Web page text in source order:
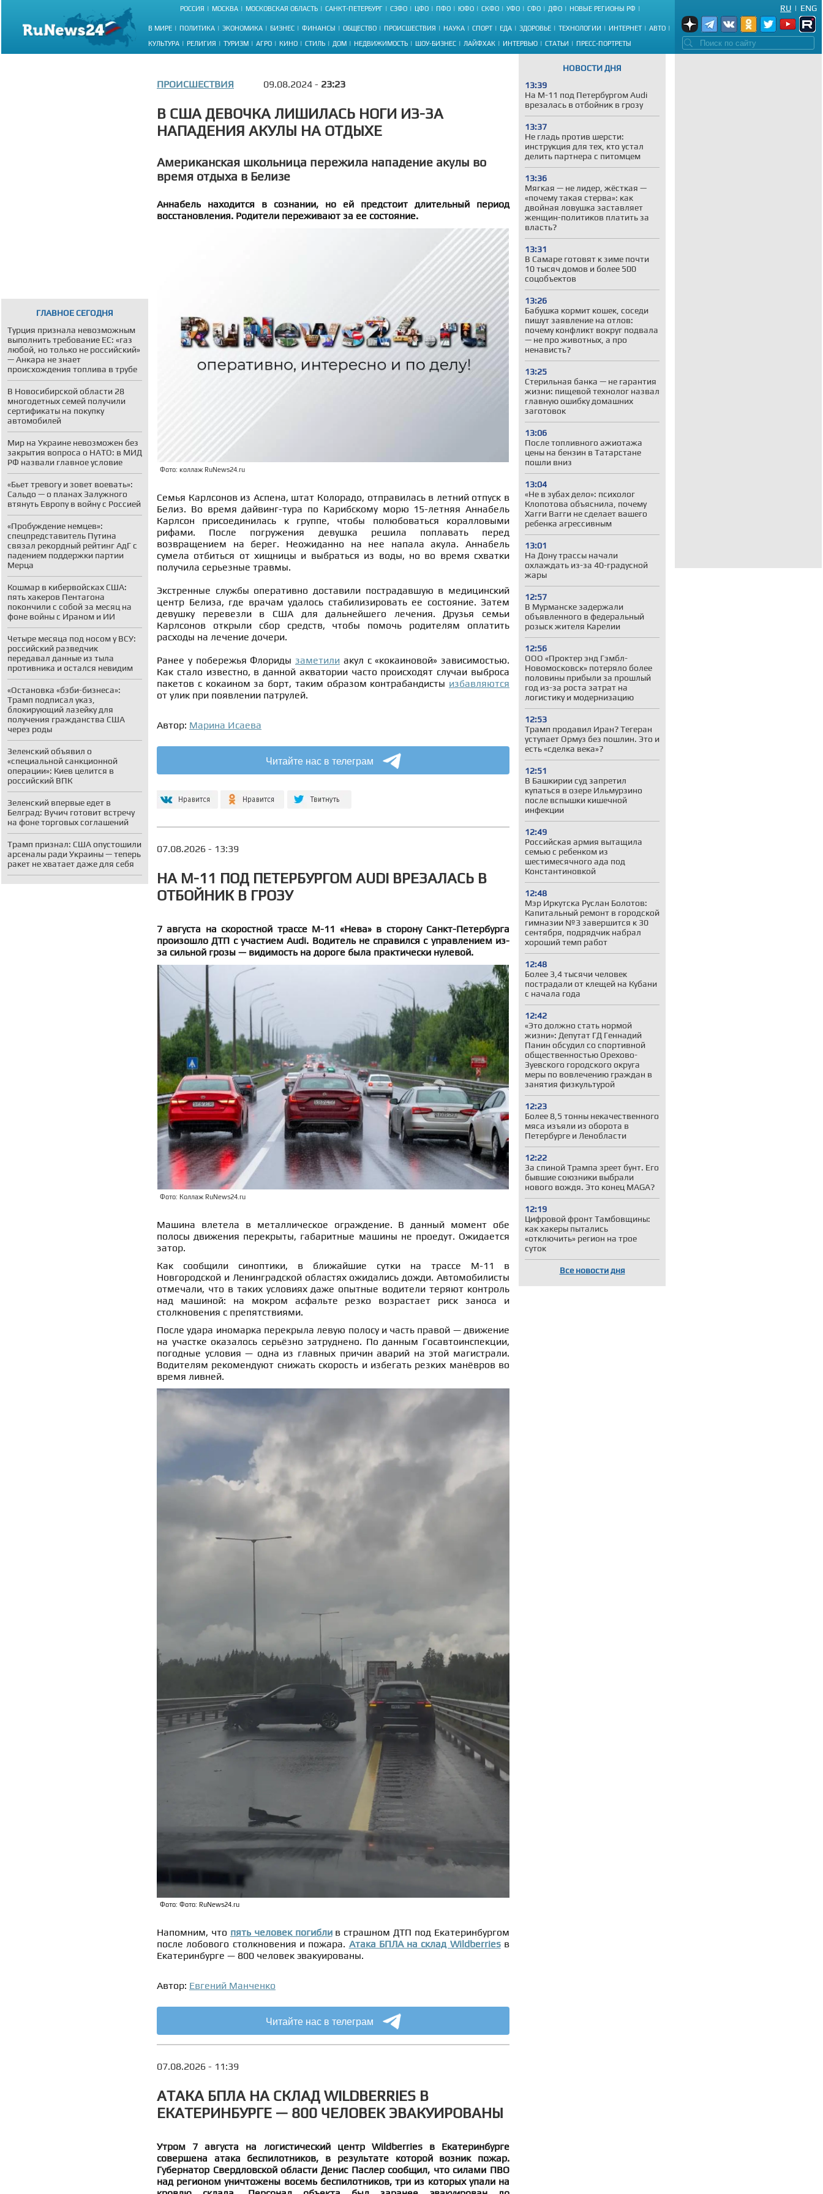
РОССИЯ МОСКВА МОСКОВСКАЯ ОБЛАСТЬ САНКТ-ПЕТЕРБУРГ СЗФО ЦФО ПФО ЮФО СКФО УФО СФО ДФО НОВЫЕ РЕГИОНЫ РФ
В МИРЕ ПОЛИТИКА ЭКОНОМИКА БИЗНЕС ФИНАНСЫ ОБЩЕСТВО ПРОИСШЕСТВИЯ НАУКА СПОРТ ЕДА ЗДОРОВЬЕ ТЕХНОЛОГИИ ИНТЕРНЕТ АВТО
КУЛЬТУРА РЕЛИГИЯ ТУРИЗМ АГРО КИНО СТИЛЬ ДОМ НЕДВИЖИМОСТЬ ШОУ-БИЗНЕС ЛАЙФХАК ИНТЕРВЬЮ СТАТЬИ ПРЕСС-ПОРТРЕТЫ
ENG
|
RU
ГЛАВНОЕ СЕГОДНЯ
Турция признала невозможным
выполнить требование ЕС: «газ
любой, но только не российский»
— Анкара не знает
происхождения топлива в трубе
В Новосибирской области 28
многодетных семей получили
сертификаты на покупку
автомобилей
Мир на Украине невозможен без
закрытия вопроса о НАТО: в МИД
РФ назвали главное условие
«Бьет тревогу и зовет воевать»:
Сальдо — о планах Залужного
втянуть Европу в войну с Россией
«Пробуждение немцев»:
спецпредставитель Путина
связал рекордный рейтинг АдГ с
падением поддержки партии
Мерца
Кошмар в кибервойсках США:
пять хакеров Пентагона
покончили с собой за месяц на
фоне войны с Ираном и ИИ
Четыре месяца под носом у ВСУ:
российский разведчик
передавал данные из тыла
противника и остался невидим
«Остановка «бэби-бизнеса»:
Трамп подписал указ,
блокирующий лазейку для
получения гражданства США
через роды
Зеленский объявил о
«специальной санкционной
операции»: Киев целится в
российский ВПК
Зеленский впервые едет в
Белград: Вучич готовит встречу
на фоне торговых соглашений
Трамп признал: США опустошили
арсеналы ради Украины — теперь
ракет не хватает даже для себя
НОВОСТИ ДНЯ
13:39
На М-11 под Петербургом Audi
врезалась в отбойник в грозу
13:37
Не гладь против шерсти:
инструкция для тех, кто устал
делить партнера с питомцем
13:36
Мягкая — не лидер, жёсткая —
«почему такая стерва»: как
двойная ловушка заставляет
женщин-политиков платить за
власть?
13:31
В Самаре готовят к зиме почти
10 тысяч домов и более 500
соцобъектов
13:26
Бабушка кормит кошек, соседи
пишут заявление на отлов:
почему конфликт вокруг подвала
— не про животных, а про
ненависть?
13:25
Стерильная банка — не гарантия
жизни: пищевой технолог назвал
главную ошибку домашних
заготовок
13:06
После топливного ажиотажа
цены на бензин в Татарстане
пошли вниз
13:04
«Не в зубах дело»: психолог
Клопотова объяснила, почему
Хагги Вагги не сделает вашего
ребенка агрессивным
13:01
На Дону трассы начали
охлаждать из-за 40-градусной
жары
12:57
В Мурманске задержали
объявленного в федеральный
розыск жителя Карелии
12:56
ООО «Проктер энд Гэмбл-
Новомосковск» потеряло более
половины прибыли за прошлый
год из-за роста затрат на
логистику и модернизацию
12:53
Трамп продавил Иран? Тегеран
уступает Ормуз без пошлин. Это и
есть «сделка века»?
12:51
В Башкирии суд запретил
купаться в озере Ильмурзино
после вспышки кишечной
инфекции
12:49
Российская армия вытащила
семью с ребенком из
шестимесячного ада под
Константиновкой
12:48
Мэр Иркутска Руслан Болотов:
Капитальный ремонт в городской
гимназии №3 завершится к 30
сентября, подрядчик набрал
хороший темп работ
12:48
Более 3,4 тысячи человек
пострадали от клещей на Кубани
с начала года
12:42
«Это должно стать нормой
жизни»: Депутат ГД Геннадий
Панин обсудил со спортивной
общественностью Орехово-
Зуевского городского округа
меры по вовлечению граждан в
занятия физкультурой
12:23
Более 8,5 тонны некачественного
мяса изъяли из оборота в
Петербурге и Ленобласти
12:22
За спиной Трампа зреет бунт. Его
бывшие союзники выбрали
нового вождя. Это конец MAGA?
12:19
Цифровой фронт Тамбовщины:
как хакеры пытались
«отключить» регион на трое
суток
Все новости дня
ПРОИСШЕСТВИЯ 09.08.2024 - 23:23
В США ДЕВОЧКА ЛИШИЛАСЬ НОГИ ИЗ-ЗА
НАПАДЕНИЯ АКУЛЫ НА ОТДЫХЕ
Американская школьница пережила нападение акулы во
время отдыха в Белизе
Аннабель находится в сознании, но ей предстоит длительный период
восстановления. Родители переживают за ее состояние.
Фото: коллаж RuNews24.ru
Семья Карлсонов из Аспена, штат Колорадо, отправилась в летний отпуск в
Белиз. Во время дайвинг-тура по Карибскому морю 15-летняя Аннабель
Карлсон присоединилась к группе, чтобы полюбоваться коралловыми
рифами. После погружения девушка решила поплавать перед
возвращением на берег. Неожиданно на нее напала акула. Аннабель
сумела отбиться от хищницы и выбраться из воды, но во время схватки
получила серьезные травмы.
Экстренные службы оперативно доставили пострадавшую в медицинский
центр Белиза, где врачам удалось стабилизировать ее состояние. Затем
девушку перевезли в США для дальнейшего лечения. Друзья семьи
Карлсонов открыли сбор средств, чтобы помочь родителям оплатить
расходы на лечение дочери.
Ранее у побережья Флориды заметили акул с «кокаиновой» зависимостью.
Как стало известно, в данной акватории часто происходят случаи выброса
пакетов с кокаином за борт, таким образом контрабандисты избавляются
от улик при появлении патрулей.
Автор: Марина Исаева
Читайте нас в телеграм
07.08.2026 - 13:39
НА М-11 ПОД ПЕТЕРБУРГОМ AUDI ВРЕЗАЛАСЬ В
ОТБОЙНИК В ГРОЗУ
7 августа на скоростной трассе М-11 «Нева» в сторону Санкт-Петербурга
произошло ДТП с участием Audi. Водитель не справился с управлением из-
за сильной грозы — видимость на дороге была практически нулевой.
Фото: Коллаж RuNews24.ru
Машина влетела в металлическое ограждение. В данный момент обе
полосы движения перекрыты, габаритные машины не проедут. Ожидается
затор.
Как сообщили синоптики, в ближайшие сутки на трассе М-11 в
Новгородской и Ленинградской областях ожидались дожди. Автомобилисты
отмечали, что в таких условиях даже опытные водители теряют контроль
над машиной: на мокром асфальте резко возрастает риск заноса и
столкновения с препятствиями.
После удара иномарка перекрыла левую полосу и часть правой — движение
на участке оказалось серьёзно затруднено. По данным Госавтоинспекции,
погодные условия — одна из главных причин аварий на этой магистрали.
Водителям рекомендуют снижать скорость и избегать резких манёвров во
время ливней.
Фото: Фото: RuNews24.ru
Напомним, что пять человек погиблив страшном ДТП под Екатеринбургом
после лобового столкновения и пожара. Атака БПЛА на склад Wildberriesв
Екатеринбурге — 800 человек эвакуированы.
Автор: Евгений Манченко
Читайте нас в телеграм
07.08.2026 - 11:39
АТАКА БПЛА НА СКЛАД WILDBERRIES В
ЕКАТЕРИНБУРГЕ — 800 ЧЕЛОВЕК ЭВАКУИРОВАНЫ
Утром 7 августа на логистический центр Wildberries в Екатеринбурге
совершена атака беспилотников, в результате которой возник пожар.
Губернатор Свердловской области Денис Паслер сообщил, что силами ПВО
над регионом уничтожены восемь беспилотников, три из которых упали на